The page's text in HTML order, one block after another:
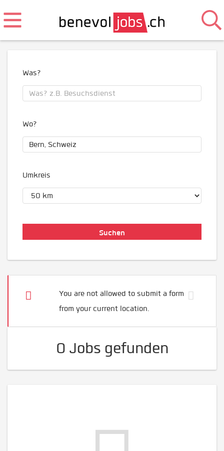
Was?
Wo?
Umkreis
You are not allowed to submit a form
from your current location.
0 Jobs gefunden